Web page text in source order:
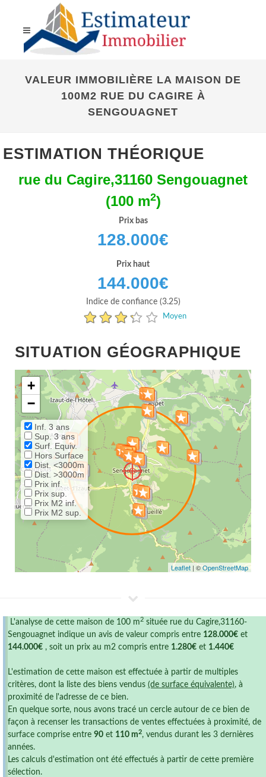
VALEUR IMMOBILIÈRE LA MAISON DE
100M2 RUE DU CAGIRE À
SENGOUAGNET
ESTIMATION THÉORIQUE
rue du Cagire,31160 Sengouagnet
(100 m2)
Prix bas
128.000€
Prix haut
144.000€
Indice de confiance (3.25)
Moyen
SITUATION GÉOGRAPHIQUE
+
−
Inf. 3 ans
Sup. 3 ans
Surf. Equiv.
Hors Surface
Dist. <3000m
Dist. >3000m
Prix inf.
Prix sup.
Prix M2 inf.
Prix M2 sup.
Leaflet | ©OpenStreetMap
L'analyse de cette maison de 100 m 2 située rue du Cagire,31160-
Sengouagnet indique un avis de valeur compris entre 128.000€ et
144.000€ , soit un prix au m2 compris entre 1.280€ et 1.440€
L'estimation de cette maison est effectuée à partir de multiples
critères, dont la liste des biens vendus (de surface équivalente), à
proximité de l'adresse de ce bien.
En quelque sorte, nous avons tracé un cercle autour de ce bien de
façon à recenser les transactions de ventes effectuées à proximité, de
surface comprise entre 90 et 110 m2, vendus durant les 3 dernières
années.
Les calculs d'estimation ont été effectués à partir de cette première
sélection.